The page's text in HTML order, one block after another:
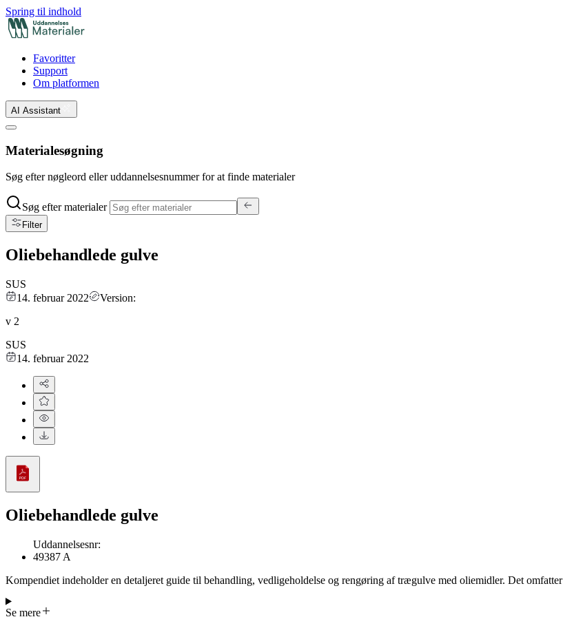
Spring til indhold
Favoritter
Support
Om platformen
AI Assistant
Materialesøgning
Søg efter nøgleord eller uddannelsesnummer for at finde materialer
Søg efter materialer
Filter
Oliebehandlede gulve
SUS
14. februar 2022
Version:
v 2
SUS
14. februar 2022
Oliebehandlede gulve
Uddannelsesnr:
49387 A
Kompendiet indeholder en detaljeret guide til behandling, vedligeholdelse og rengøring af trægulve med oliemidler. Det omfatter
Se mere